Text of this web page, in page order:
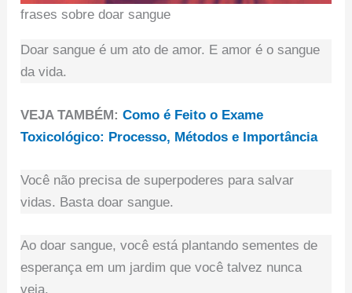
frases sobre doar sangue
Doar sangue é um ato de amor. E amor é o sangue
da vida.
VEJA TAMBÉM:Como é Feito o Exame
Toxicológico: Processo, Métodos e Importância
Você não precisa de superpoderes para salvar
vidas. Basta doar sangue.
Ao doar sangue, você está plantando sementes de
esperança em um jardim que você talvez nunca
veja.